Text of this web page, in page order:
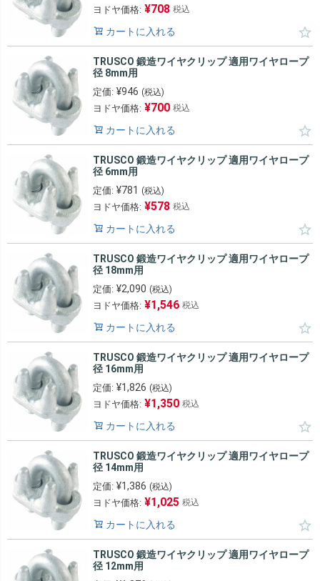
ヨドヤ価格: ¥708 税込
カートに入れる
TRUSCO 鍛造ワイヤクリップ 適用ワイヤロープ
径 8mm用
定価: ¥946 (税込)
ヨドヤ価格: ¥700 税込
カートに入れる
TRUSCO 鍛造ワイヤクリップ 適用ワイヤロープ
径 6mm用
定価: ¥781 (税込)
ヨドヤ価格: ¥578 税込
カートに入れる
TRUSCO 鍛造ワイヤクリップ 適用ワイヤロープ
径 18mm用
定価: ¥2,090 (税込)
ヨドヤ価格: ¥1,546 税込
カートに入れる
TRUSCO 鍛造ワイヤクリップ 適用ワイヤロープ
径 16mm用
定価: ¥1,826 (税込)
ヨドヤ価格: ¥1,350 税込
カートに入れる
TRUSCO 鍛造ワイヤクリップ 適用ワイヤロープ
径 14mm用
定価: ¥1,386 (税込)
ヨドヤ価格: ¥1,025 税込
カートに入れる
TRUSCO 鍛造ワイヤクリップ 適用ワイヤロープ
径 12mm用